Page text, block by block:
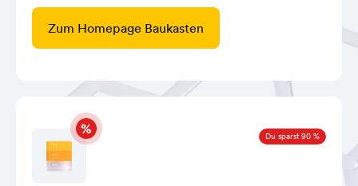
Zum Homepage Baukasten
Du sparst 90 %